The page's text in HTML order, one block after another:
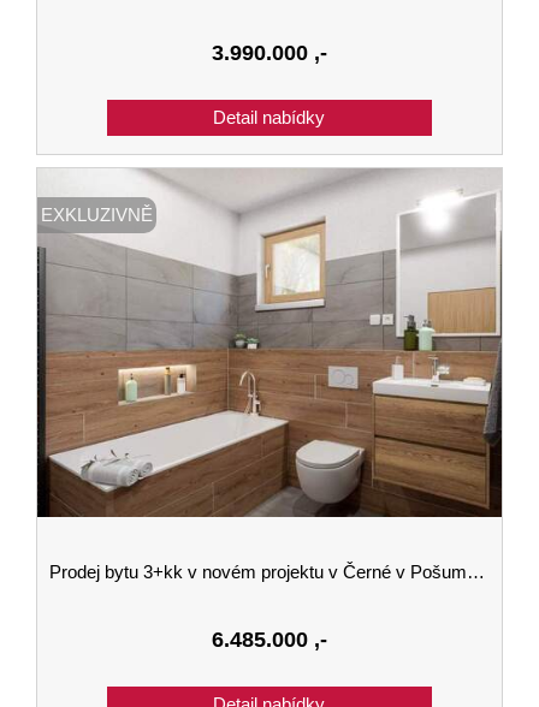
3.990.000 ,-
EXKLUZIVNĚ
Prodej bytu 3+kk v novém projektu v Černé v Pošumaví budova B 1.podlaží
6.485.000 ,-